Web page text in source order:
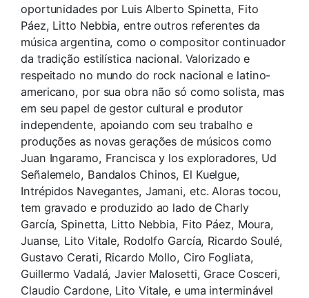
oportunidades por Luis Alberto Spinetta, Fito
Páez, Litto Nebbia, entre outros referentes da
música argentina, como o compositor continuador
da tradição estilística nacional. Valorizado e
respeitado no mundo do rock nacional e latino-
americano, por sua obra não só como solista, mas
em seu papel de gestor cultural e produtor
independente, apoiando com seu trabalho e
produções as novas gerações de músicos como
Juan Ingaramo, Francisca y los exploradores, Ud
Señalemelo, Bandalos Chinos, El Kuelgue,
Intrépidos Navegantes, Jamani, etc. Aloras tocou,
tem gravado e produzido ao lado de Charly
García, Spinetta, Litto Nebbia, Fito Páez, Moura,
Juanse, Lito Vitale, Rodolfo García, Ricardo Soulé,
Gustavo Cerati, Ricardo Mollo, Ciro Fogliata,
Guillermo Vadalá, Javier Malosetti, Grace Cosceri,
Claudio Cardone, Lito Vitale, e uma interminável